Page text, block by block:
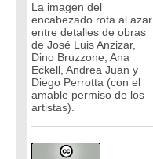
La imagen del
encabezado rota al azar
entre detalles de obras
de José Luis Anzizar,
Dino Bruzzone, Ana
Eckell, Andrea Juan y
Diego Perrotta (con el
amable permiso de los
artistas).